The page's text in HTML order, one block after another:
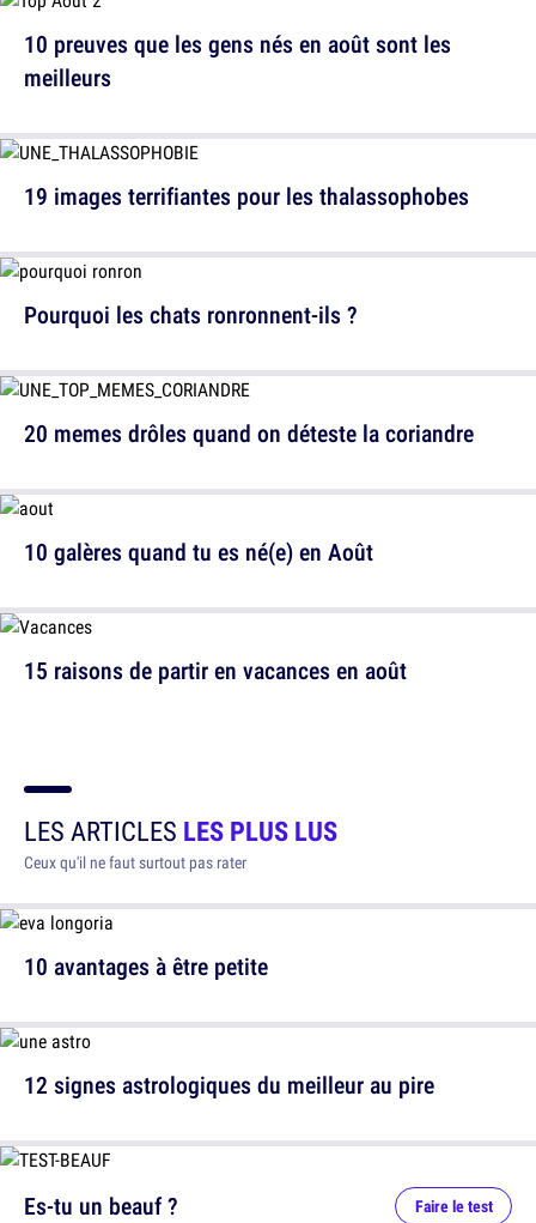
10 preuves que les gens nés en août sont les
meilleurs
Pourquoi les chats ronronnent-ils ?
10 galères quand tu es né(e) en Août
19 images terrifiantes pour les thalassophobes
20 memes drôles quand on déteste la coriandre
15 raisons de partir en vacances en août
LES ARTICLES LES PLUS LUS
Ceux qu'il ne faut surtout pas rater
10 avantages à être petite
12 signes astrologiques du meilleur au pire
Es-tu un beauf ? Faire le test